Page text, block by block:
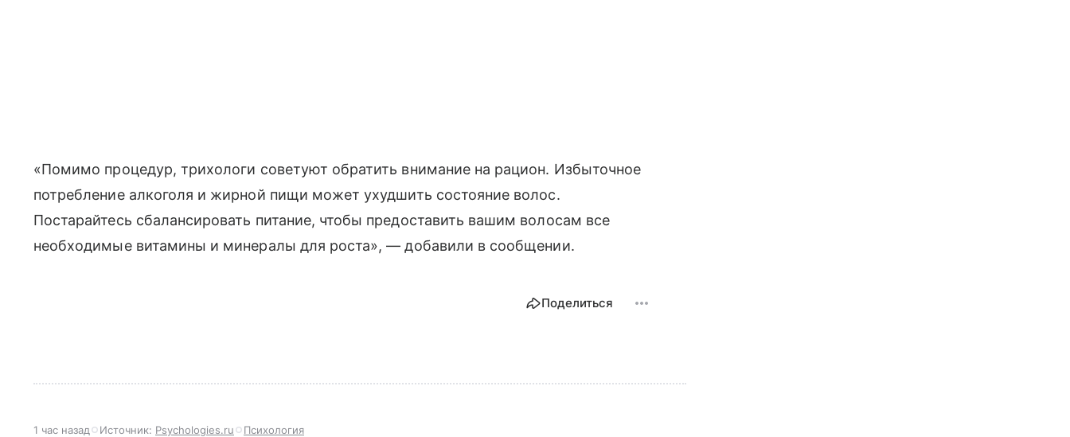
«Помимо процедур, трихологи советуют обратить внимание на рацион. Избыточное
потребление алкоголя и жирной пищи может ухудшить состояние волос.
Постарайтесь сбалансировать питание, чтобы предоставить вашим волосам все
необходимые витамины и минералы для роста», — добавили в сообщении.
Поделиться
1 час назад Источник: Psychologies.ru Психология